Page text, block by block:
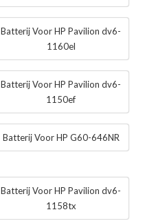
Batterij Voor HP Pavilion dv6-
1160el
Batterij Voor HP Pavilion dv6-
1150ef
Batterij Voor HP G60-646NR
Batterij Voor HP Pavilion dv6-
1158tx